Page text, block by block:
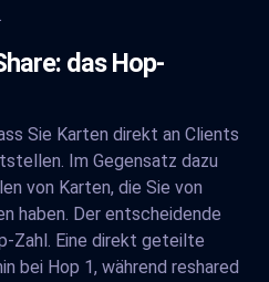
das Hop-
Sie Karten direkt an Clients
Im Gegensatz dazu
von Karten, die Sie von
haben. Der entscheidende
Zahl. Eine direkt geteilte
bei Hop 1, während reshared